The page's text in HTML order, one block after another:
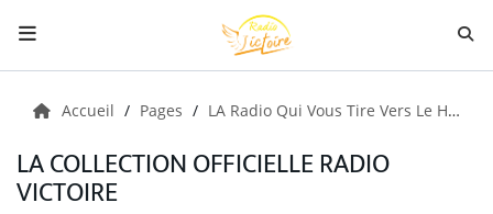
Radio
Musiques
Accueil Pages LA Radio Qui Vous Tire Vers Le Haut!
LA COLLECTION OFFICIELLE RADIO
VICTOIRE